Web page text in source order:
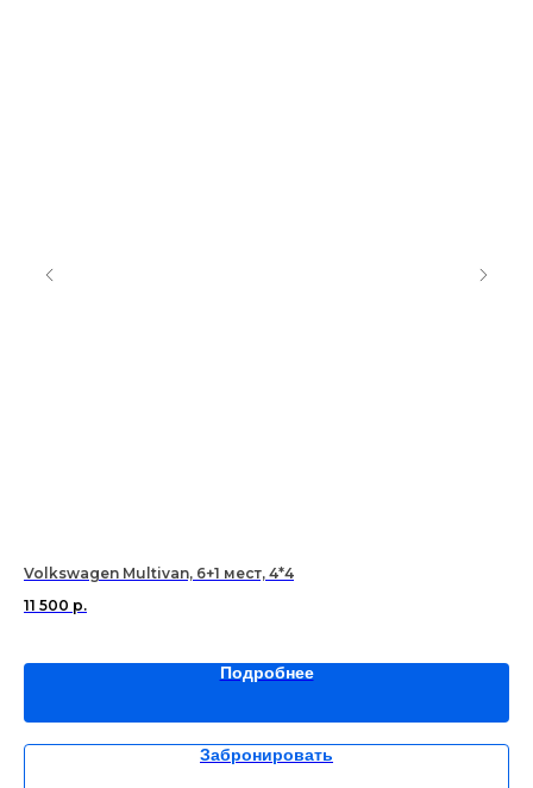
Volkswagen Multivan, 6+1 мест, 4*4
11 500 р.
Подробнее
Забронировать